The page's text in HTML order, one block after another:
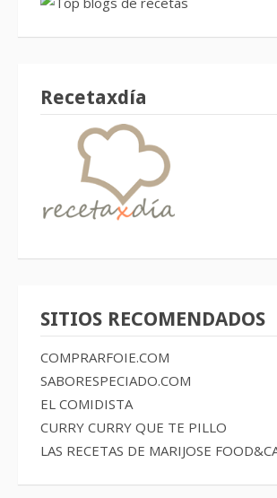
Recetaxdía
SITIOS RECOMENDADOS
COMPRARFOIE.COM
SABORESPECIADO.COM
EL COMIDISTA
CURRY CURRY QUE TE PILLO
LAS RECETAS DE MARIJOSE